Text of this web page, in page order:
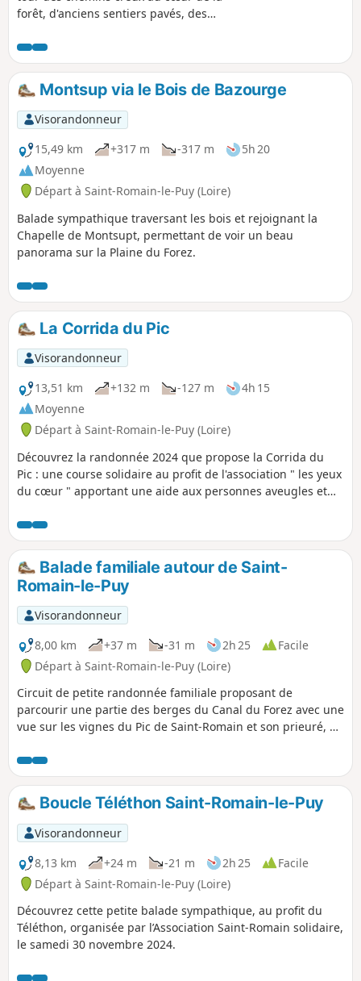
forêt, d'anciens sentiers pavés, des
mitan de la balade la découverte de
Montarcher dressé sur son éperon
rocheux. De magnifiques croix
parsèment ce circuit.
Montsup via le Bois de Bazourge
Visorandonneur
15,49 km
+317 m -317 m
5h 20
Moyenne
Départ à Saint-Romain-le-Puy (Loire)
Balade sympathique traversant les bois et rejoignant la
Chapelle de Montsupt, permettant de voir un beau
panorama sur la Plaine du Forez.
La Corrida du Pic
Visorandonneur
13,51 km
+132 m -127 m
4h 15
Moyenne
Départ à Saint-Romain-le-Puy (Loire)
Découvrez la randonnée 2024 que propose la Corrida du
Pic : une course solidaire au profit de l'association " les yeux
du cœur " apportant une aide aux personnes aveugles et
parcours comprend la variante du prieuré. Pour ne pas
l'emprunter, continuez à longer le canal.
Balade familiale autour de Saint-
Romain-le-Puy
Visorandonneur
8,00 km
+37 m -31 m 2h 25
Facile
Départ à Saint-Romain-le-Puy (Loire)
Circuit de petite randonnée familiale proposant de
parcourir une partie des berges du Canal du Forez avec une
vue sur les vignes du Pic de Saint-Romain et son prieuré, et
Boucle Téléthon Saint-Romain-le-Puy
Visorandonneur
8,13 km
+24 m -21 m 2h 25
Facile
Départ à Saint-Romain-le-Puy (Loire)
Découvrez cette petite balade sympathique, au profit du
Téléthon, organisée par l’Association Saint-Romain solidaire,
le samedi 30 novembre 2024.